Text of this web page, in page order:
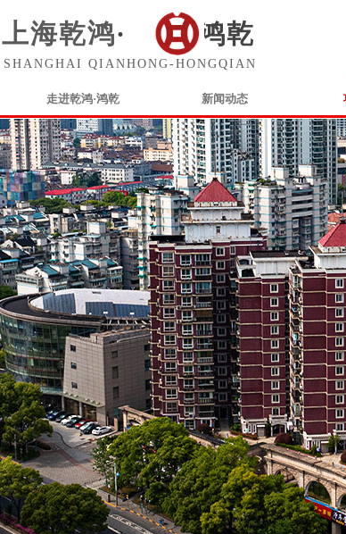
上海乾鸿· 鸿乾
SHANGHAI QIANHONG-HONGQIAN
走进乾鸿·鸿乾 新闻动态